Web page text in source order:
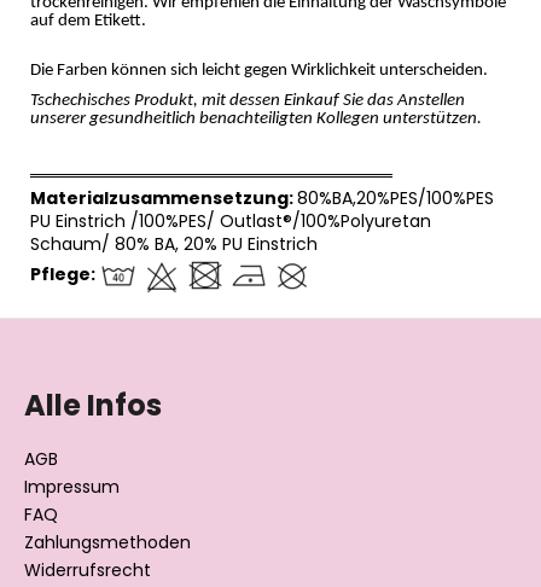
auf dem Etikett.
Die Farben können sich leicht gegen Wirklichkeit unterscheiden.
Tschechisches Produkt, mit dessen Einkauf Sie das Anstellen
unserer gesundheitlich benachteiligten Kollegen unterstützen.
══════════════════════════════
Materialzusammensetzung:80%BA,20%PES/100%PES
PU Einstrich /100%PES/ Outlast®/100%Polyuretan
Schaum/ 80% BA, 20% PU Einstrich
Pflege:
Alle Infos
AGB
Impressum
FAQ
Zahlungsmethoden
Widerrufsrecht